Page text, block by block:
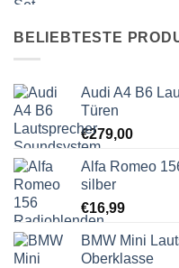
BELIEBTESTE
Audi A4 B6
Türen
€279,00
Alfa Romeo
silber
€16,99
BMW Mini
Oberklasse